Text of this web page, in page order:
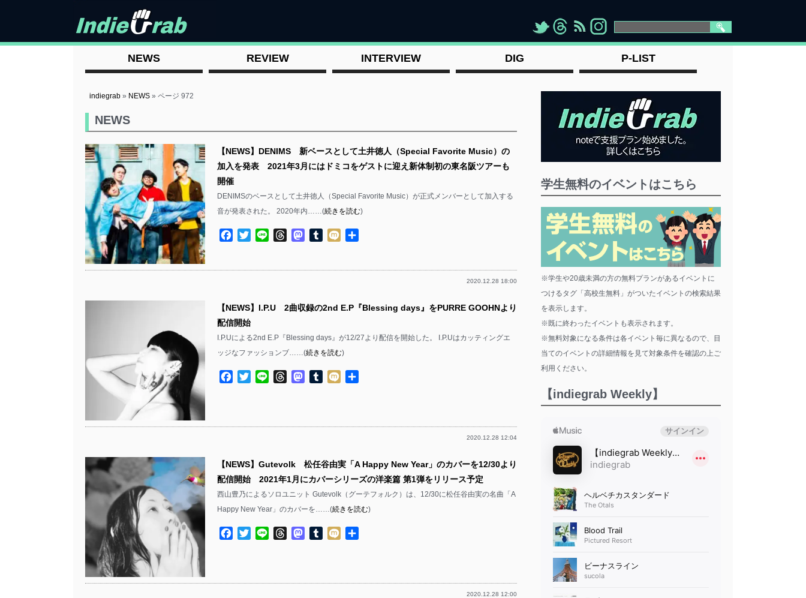
"> "> "> " >
NEWS REVIEW INTERVIEW DIG P-LIST
indiegrab » NEWS »ページ 972
NEWS
【NEWS】DENIMS 新ベースとして土井徳人（Special Favorite Music）の
加入を発表 2021年3月にはドミコをゲストに迎え新体制初の東名阪ツアーも
開催
DENIMSのベースとして土井徳人（Special Favorite Music）が正式メンバーとして加入する
音が発表された。 2020年内……(続きを読む)
Facebook
TwitterLine ThreadsMastodon
TumblrMixi
2020.12.28 18:00
【NEWS】I.P.U 2曲収録の2nd E.P『Blessing days』をPURRE GOOHNより
配信開始
I.P.Uによる2nd E.P『Blessing days』が12/27より配信を開始した。 I.P.Uはカッティングエ
ッジなファッションブ……(続きを読む)
Facebook
TwitterLine ThreadsMastodon
TumblrMixi
2020.12.28 12:04
【NEWS】Gutevolk 松任谷由実「A Happy New Year」のカバーを12/30より
配信開始 2021年1月にカバーシリーズの洋楽篇 第1弾をリリース予定
西山豊乃によるソロユニット Gutevolk（グーテフォルク）は、12/30に松任谷由実の名曲「A
Happy New Year」のカバーを……(続きを読む)
Facebook
TwitterLine ThreadsMastodon
TumblrMixi
2020.12.28 12:00
学生無料のイベントはこちら
※学生や20歳未満の方の無料プランがあるイベントに
つけるタグ「高校生無料」がついたイベントの検索結果
を表示します。
※既に終わったイベントも表示されます。
※無料対象になる条件は各イベント毎に異なるので、目
当てのイベントの詳細情報を見て対象条件を確認の上ご
利用ください。
【indiegrab Weekly】